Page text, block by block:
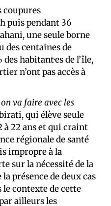
coupures
puis pendant 36
une seule borne
des centaines de
habitant·es de l’île,
n’ont pas accès à
va faire avec les
qui élève seule
à 22 ans et qui craint
régionale de santé
impropre à la
sur la nécessité de la
présence de deux cas
contexte de cette
ailleurs les